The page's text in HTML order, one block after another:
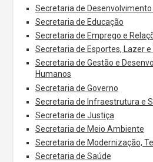
Secretaria de
Secretaria de Educação
Secretaria de Emprego e
Secretaria de Esportes, Lazer e
Secretaria de Gestão e
Humanos
Secretaria de Governo
Secretaria de Infraestrutura e
Secretaria de Justiça
Secretaria de Meio Ambiente
Secretaria de Modernização,
Secretaria de Saúde